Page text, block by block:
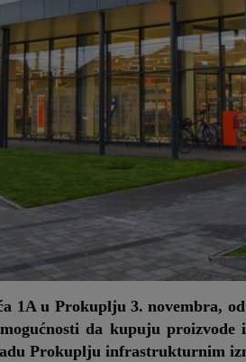
1A u Prokuplju 3. novembra,
da kupuju
Prokuplju infrastrukturnim